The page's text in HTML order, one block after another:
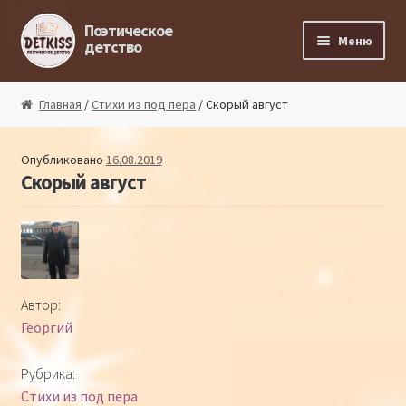
Перейти к навигации
Перейти к содержимому
Поэтическое
детство Меню
Поэтический ликбез
Поэтический блог
Детская философия
Главная /Стихи из под пера / Скорый август
Опубликовано 16.08.2019
Скорый август
Автор:
Георгий
Рубрика:
Стихи из под пера